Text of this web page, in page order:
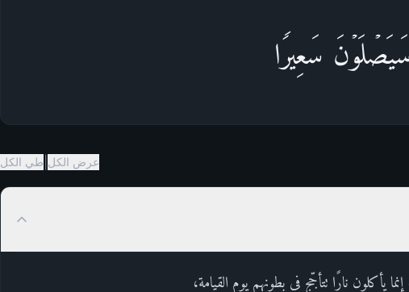
سَعِیرࣰا
عرض الكل طي الكل
يأكلون نارًا تتأجّج في بطونهم يوم القيامة،